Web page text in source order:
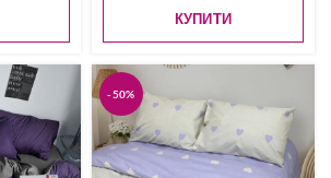
КУПИТИ
-50%